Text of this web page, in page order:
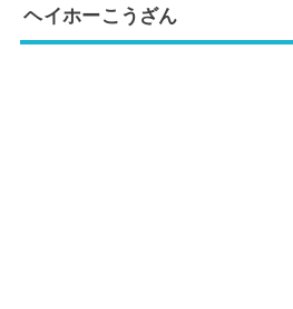
ヘイホーこうざん